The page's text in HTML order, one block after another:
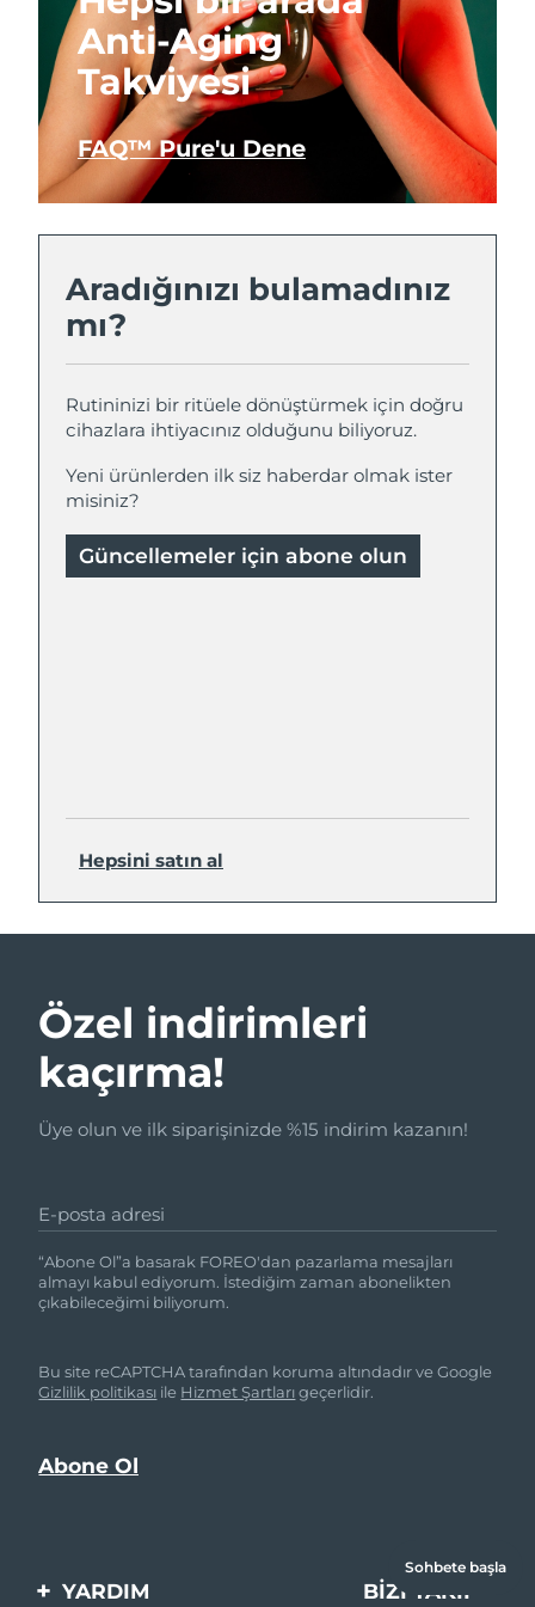
Anti-Aging
Takviyesi
FAQ™ Pure'u Dene
Aradığınızı bulamadınız
mı?
Rutininizi bir ritüele dönüştürmek için doğru
cihazlara ihtiyacınız olduğunu biliyoruz.
Yeni ürünlerden ilk siz haberdar olmak ister
misiniz?
Güncellemeler için abone olun
Hepsini satın al
Özel indirimleri
kaçırma!
Üye olun ve ilk siparişinizde %15 indirim kazanın!
E-posta adresi
“Abone Ol”a basarak FOREO'dan pazarlama mesajları
almayı kabul ediyorum. İstediğim zaman abonelikten
çıkabileceğimi biliyorum.
Bu site reCAPTCHA tarafından koruma altındadır ve Google
Gizlilik politikası ile Hizmet Şartlarıgeçerlidir.
YARDIM BIZI TAKIP
Sohbete başla